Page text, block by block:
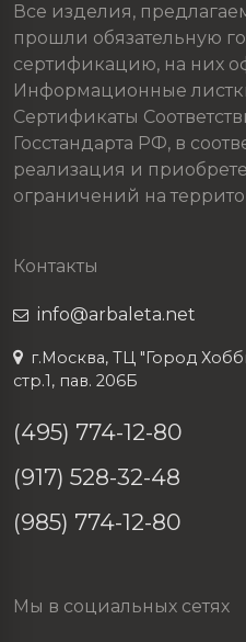
Все изделия,
прошли обязательную
сертификацию, на них
Информационные
Сертификаты
Госстандарта РФ, в
реализация и
ограничений на
Контакты
info@arbaleta.net
г.Москва, ТЦ "Город
стр.1, пав. 206Б
(495) 774-12-80
(917) 528-32-48
(985) 774-12-80
Мы в социальных сетях